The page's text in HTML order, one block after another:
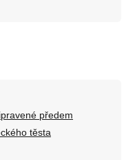
předem
těsta